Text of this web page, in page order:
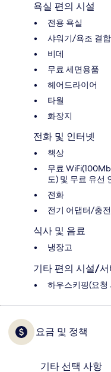
욕실 편의 시설
전용 욕실
샤워기/욕조 결합
비데
무료 세면용품
헤어드라이어
타월
화장지
전화 및 인터넷
책상
무료
도) 및 무료 유선
전화
전기 어댑터/충
식사 및 음료
냉장고
기타 편의 시설/서
하우스키핑(요청
요금 및 정책
기타 선택 사항